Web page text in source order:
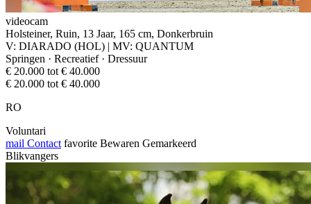
videocam
Holsteiner, Ruin, 13 Jaar, 165 cm, Donkerbruin
V: DIARADO (HOL) | MV: QUANTUM
Springen · Recreatief · Dressuur
€ 20.000 tot € 40.000
€ 20.000 tot € 40.000
RO
Voluntari
mail Contact favorite Bewaren Gemarkeerd
Blikvangers